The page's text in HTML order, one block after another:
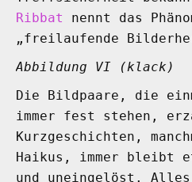
Ribbat
nennt das
„freilaufende
Abbildung VI (klack)
Die Bildpaare, die
immer fest stehen,
Kurzgeschichten,
Haikus, immer bleibt
und uneingelöst.